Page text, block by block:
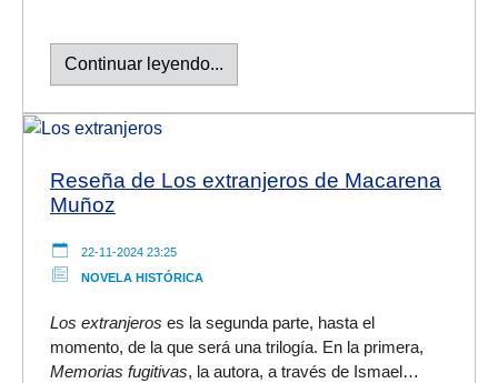
Continuar leyendo...
Reseña de Los extranjeros de Macarena
Muñoz
22-11-2024 23:25
NOVELA HISTÓRICA
Los extranjeros es la segunda parte, hasta el
momento, de la que será una trilogía. En la primera,
Memorias fugitivas, la autora, a través de Ismael…